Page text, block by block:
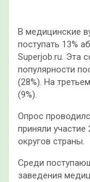
В медицинские
поступать 13%
Superjob.ru. Эта
популярности
(28%). На
(9%).
Опрос
приняли
округов страны.
Среди
заведения